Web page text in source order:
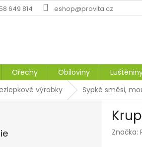
649 814 eshop@provita.cz
Ořechy Obiloviny
výrobky Sypké směsi,
Značka: